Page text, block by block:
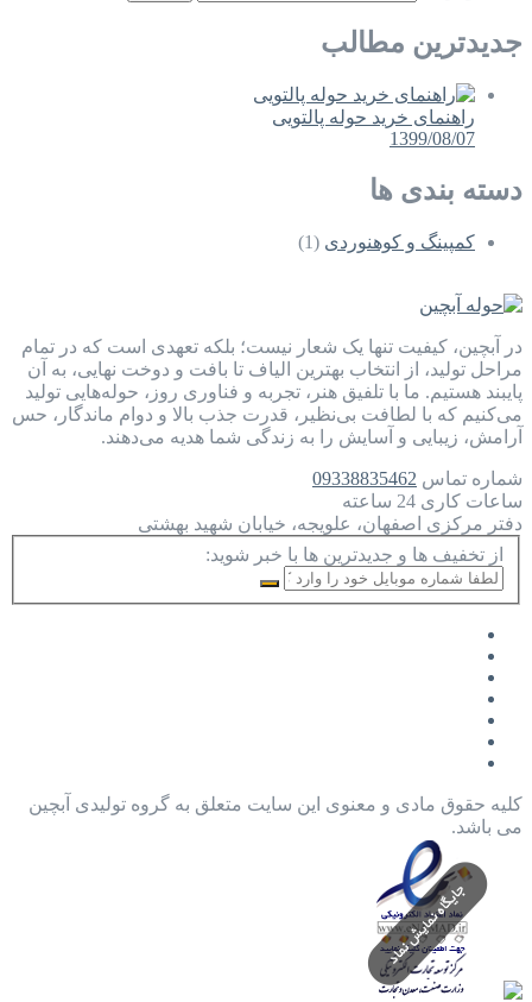
جدیدترین مطالب
راهنمای خرید حوله پالتویی
1399/08/07
دسته بندی ها
کمپینگ و کوهنوردی (1)
در آبچین، کیفیت تنها یک شعار نیست؛ بلکه تعهدی است که در تمام
مراحل تولید، از انتخاب بهترین الیاف تا بافت و دوخت نهایی، به آن
پایبند هستیم. ما با تلفیق هنر، تجربه و فناوری روز، حوله‌هایی تولید
می‌کنیم که با لطافت بی‌نظیر، قدرت جذب بالا و دوام ماندگار، حس
آرامش، زیبایی و آسایش را به زندگی شما هدیه می‌دهند.
شماره تماس 09338835462
ساعات کاری 24 ساعته
دفتر مرکزی اصفهان، علویجه، خیابان شهید بهشتی
از تخفیف ها و جدیدترین ها با خبر شوید:
کلیه حقوق مادی و معنوی این سایت متعلق به گروه تولیدی آبچین
می باشد.